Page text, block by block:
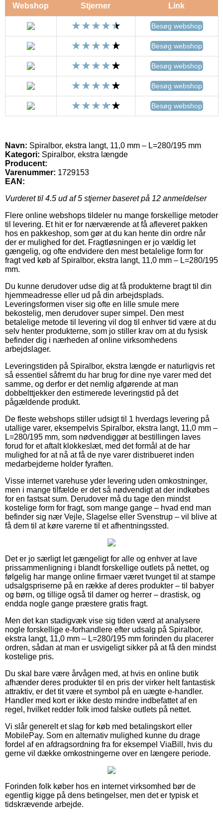
Webshop Stjerner Link
Besøg webshop
Besøg webshop
Besøg webshop
Besøg webshop
Besøg webshop
Navn: Spiralbor, ekstra langt, 11,0 mm – L=280/195 mm
Kategori: Spiralbor, ekstra længde
Producent:
Varenummer: 1729153
EAN:
Vurderet til 4.5 ud af 5 stjerner baseret på 12 anmeldelser
Flere online webshops tildeler nu mange forskellige metoder
til levering. Et hit er for nærværende at få afleveret pakken
hos en pakkeshop, som gør at du kan hente din ordre når
der er mulighed for det. Fragtløsningen er jo vældig let
gængelig, og ofte endvidere den mest betalelige form for
fragt ved køb af Spiralbor, ekstra langt, 11,0 mm – L=280/195
mm.
Du kunne derudover udse dig at få produkterne bragt til din
hjemmeadresse eller ud på din arbejdsplads.
Leveringsformen viser sig ofte en lille smule mere
bekostelig, men derudover super simpel. Den mest
betalelige metode til levering vil dog til enhver tid være at du
selv henter produkterne, som jo stiller krav om at du fysisk
befinder dig i nærheden af online virksomhedens
arbejdslager.
Leveringstiden på Spiralbor, ekstra længde er naturligvis ret
så essentiel såfremt du har brug for dine nye varer med det
samme, og derfor er det nemlig afgørende at man
dobbelttjekker den estimerede leveringstid på det
pågældende produkt.
De fleste webshops stiller udsigt til 1 hverdags levering på
utallige varer, eksempelvis Spiralbor, ekstra langt, 11,0 mm –
L=280/195 mm, som nødvendiggør at bestillingen laves
forud for et aftalt klokkeslæt, med det formål at de har
mulighed for at nå at få de nye varer distribueret inden
medarbejderne holder fyraften.
Visse internet varehuse yder levering uden omkostninger,
men i mange tilfælde er det så nødvendigt at der indkøbes
for en fastsat sum. Derudover må du tage den mindst
kostelige form for fragt, som mange gange – hvad end man
befinder sig nær Vejle, Slagelse eller Svenstrup – vil blive at
få dem til at køre varerne til et afhentningssted.
Det er jo særligt let gængeligt for alle og enhver at lave
prissammenligning i blandt forskellige outlets på nettet, og
følgelig har mange online firmaer været tvunget til at stampe
udsalgspriserne på en række af deres produkter – til babyer
og børn, og tillige også til damer og herrer – drastisk, og
endda nogle gange præstere gratis fragt.
Men det kan stadigvæk vise sig tiden værd at analysere
nogle forskellige e-forhandlere efter udsalg på Spiralbor,
ekstra langt, 11,0 mm – L=280/195 mm forinden du placerer
ordren, sådan at man er usvigeligt sikker på at få den mindst
kostelige pris.
Du skal bare være årvågen med, at hvis en online butik
afhænder deres produkter til en pris der virker helt fantastisk
attraktiv, er det tit være et symbol på en uægte e-handler.
Handler med kort er ikke desto mindre indbefattet af en
regel, hvilket redder folk imod falske outlets på nettet.
Vi slår generelt et slag for køb med betalingskort eller
MobilePay. Som en alternativ mulighed kunne du drage
fordel af en afdragsordning fra for eksempel ViaBill, hvis du
gerne vil dække omkostningerne over en længere periode.
Forinden folk køber hos en internet virksomhed bør de
egentlig kigge på dens betingelser, men det er typisk et
tidskrævende arbejde.